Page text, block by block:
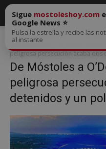
Inicio
De Móstoles a
dos detenidos y un policía herido
peligrosa persecución acaba
De Móstoles a
peligrosa
detenidos y un
Sigue mostoleshoy.com
Google News ⭐
Pulsa la estrella y recibe las
al instante